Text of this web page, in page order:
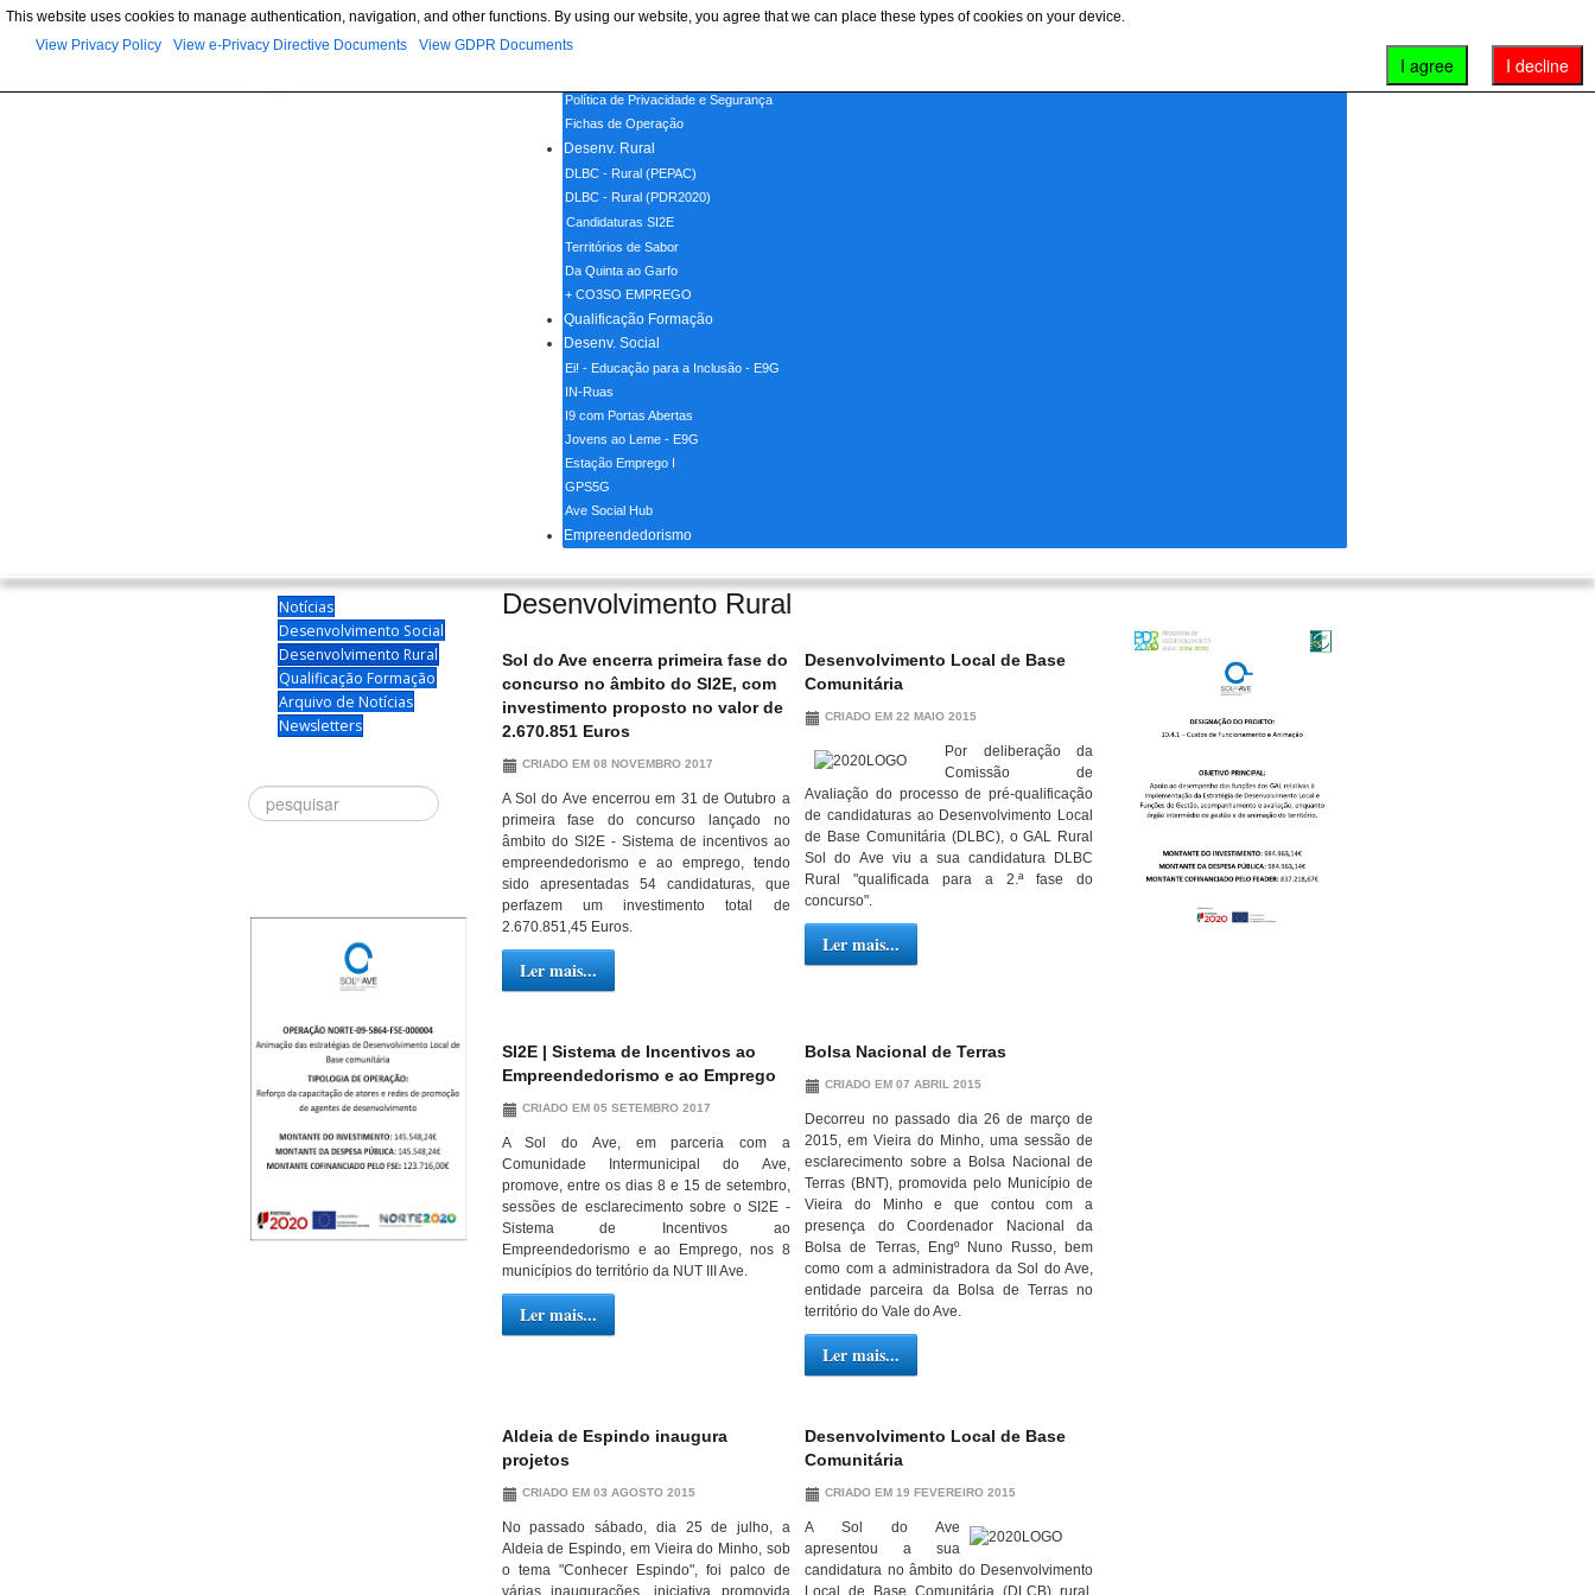
Home
Política de Privacidade e Segurança
Fichas de Operação
Desenv. Rural
DLBC - Rural (PEPAC)
DLBC - Rural (PDR2020)
Candidaturas SI2E
Territórios de Sabor
Da Quinta ao Garfo
+ CO3SO EMPREGO
Qualificação Formação
Desenv. Social
Ei! - Educação para a Inclusão - E9G
IN-Ruas
I9 com Portas Abertas
Jovens ao Leme - E9G
Estação Emprego I
GPS5G
Ave Social Hub
Empreendedorismo
Notícias
Desenvolvimento Social
Desenvolvimento Rural
Qualificação Formação
Arquivo de Notícias
Newsletters
Procurar
Desenvolvimento Rural
Sol do Ave encerra primeira fase do
concurso no âmbito do SI2E, com
investimento proposto no valor de
2.670.851 Euros
CRIADO EM 08 NOVEMBRO 2017
A Sol do Ave encerrou em 31 de Outubro a
primeira fase do concurso lançado no
âmbito do SI2E - Sistema de incentivos ao
empreendedorismo e ao emprego, tendo
sido apresentadas 54 candidaturas, que
perfazem um investimento total de
2.670.851,45 Euros.
Ler mais...
Desenvolvimento Local de Base
Comunitária
CRIADO EM 22 MAIO 2015
Por deliberação da
Comissão de
Avaliação do processo de pré-qualificação
de candidaturas ao Desenvolvimento Local
de Base Comunitária (DLBC), o GAL Rural
Sol do Ave viu a sua candidatura DLBC
Rural "qualificada para a 2.ª fase do
concurso".
Ler mais...
SI2E | Sistema de Incentivos ao
Empreendedorismo e ao Emprego
CRIADO EM 05 SETEMBRO 2017
A Sol do Ave, em parceria com a
Comunidade Intermunicipal do Ave,
promove, entre os dias 8 e 15 de setembro,
sessões de esclarecimento sobre o SI2E -
Sistema de Incentivos ao
Empreendedorismo e ao Emprego, nos 8
municípios do território da NUT III Ave.
Ler mais...
Bolsa Nacional de Terras
CRIADO EM 07 ABRIL 2015
Decorreu no passado dia 26 de março de
2015, em Vieira do Minho, uma sessão de
esclarecimento sobre a Bolsa Nacional de
Terras (BNT), promovida pelo Município de
Vieira do Minho e que contou com a
presença do Coordenador Nacional da
Bolsa de Terras, Engº Nuno Russo, bem
como com a administradora da Sol do Ave,
entidade parceira da Bolsa de Terras no
território do Vale do Ave.
Ler mais...
Aldeia de Espindo inaugura
projetos
CRIADO EM 03 AGOSTO 2015
No passado sábado, dia 25 de julho, a
Aldeia de Espindo, em Vieira do Minho, sob
o tema "Conhecer Espindo", foi palco de
várias inaugurações, iniciativa promovida
Desenvolvimento Local de Base
Comunitária
CRIADO EM 19 FEVEREIRO 2015
A Sol doAve
apresentou a sua
candidatura no âmbito do Desenvolvimento
Local de Base Comunitária (DLCB) rural,
This website uses cookies to manage authentication, navigation, and other functions. By using our website, you agree that we can place these types of cookies on your device.
View Privacy Policy
View e-Privacy Directive Documents View GDPR Documents
I decline
I agree